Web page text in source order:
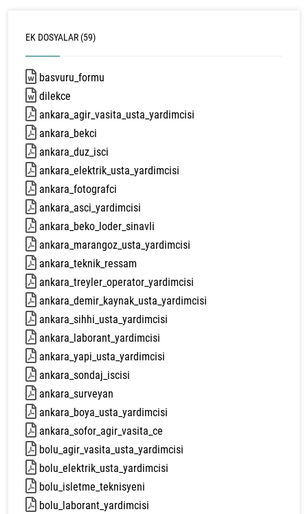
EK DOSYALAR (59)
basvuru_formu
dilekce
ankara_agir_vasita_usta_yardimcisi
ankara_bekci
ankara_duz_isci
ankara_elektrik_usta_yardimcisi
ankara_fotografci
ankara_asci_yardimcisi
ankara_beko_loder_sinavli
ankara_marangoz_usta_yardimcisi
ankara_teknik_ressam
ankara_treyler_operator_yardimcisi
ankara_demir_kaynak_usta_yardimcisi
ankara_sihhi_usta_yardimcisi
ankara_laborant_yardimcisi
ankara_yapi_usta_yardimcisi
ankara_sondaj_iscisi
ankara_surveyan
ankara_boya_usta_yardimcisi
ankara_sofor_agir_vasita_ce
bolu_agir_vasita_usta_yardimcisi
bolu_elektrik_usta_yardimcisi
bolu_isletme_teknisyeni
bolu_laborant_yardimcisi